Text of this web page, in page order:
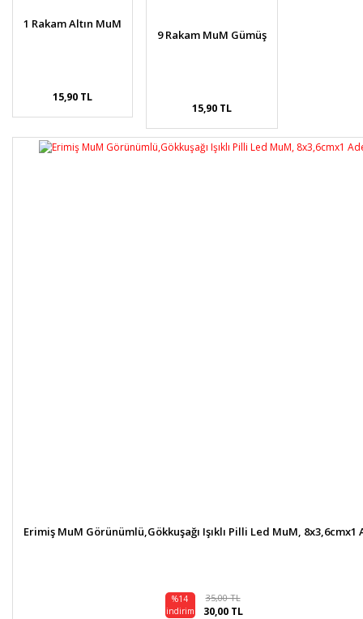
1 Rakam Altın MuM
15,90 TL
9 Rakam MuM Gümüş
15,90 TL
Erimiş MuM Görünümlü,Gökkuşağı Işıklı Pilli Led MuM, 8x3,6cmx1
%14
indirim
35,00 TL
30,00 TL